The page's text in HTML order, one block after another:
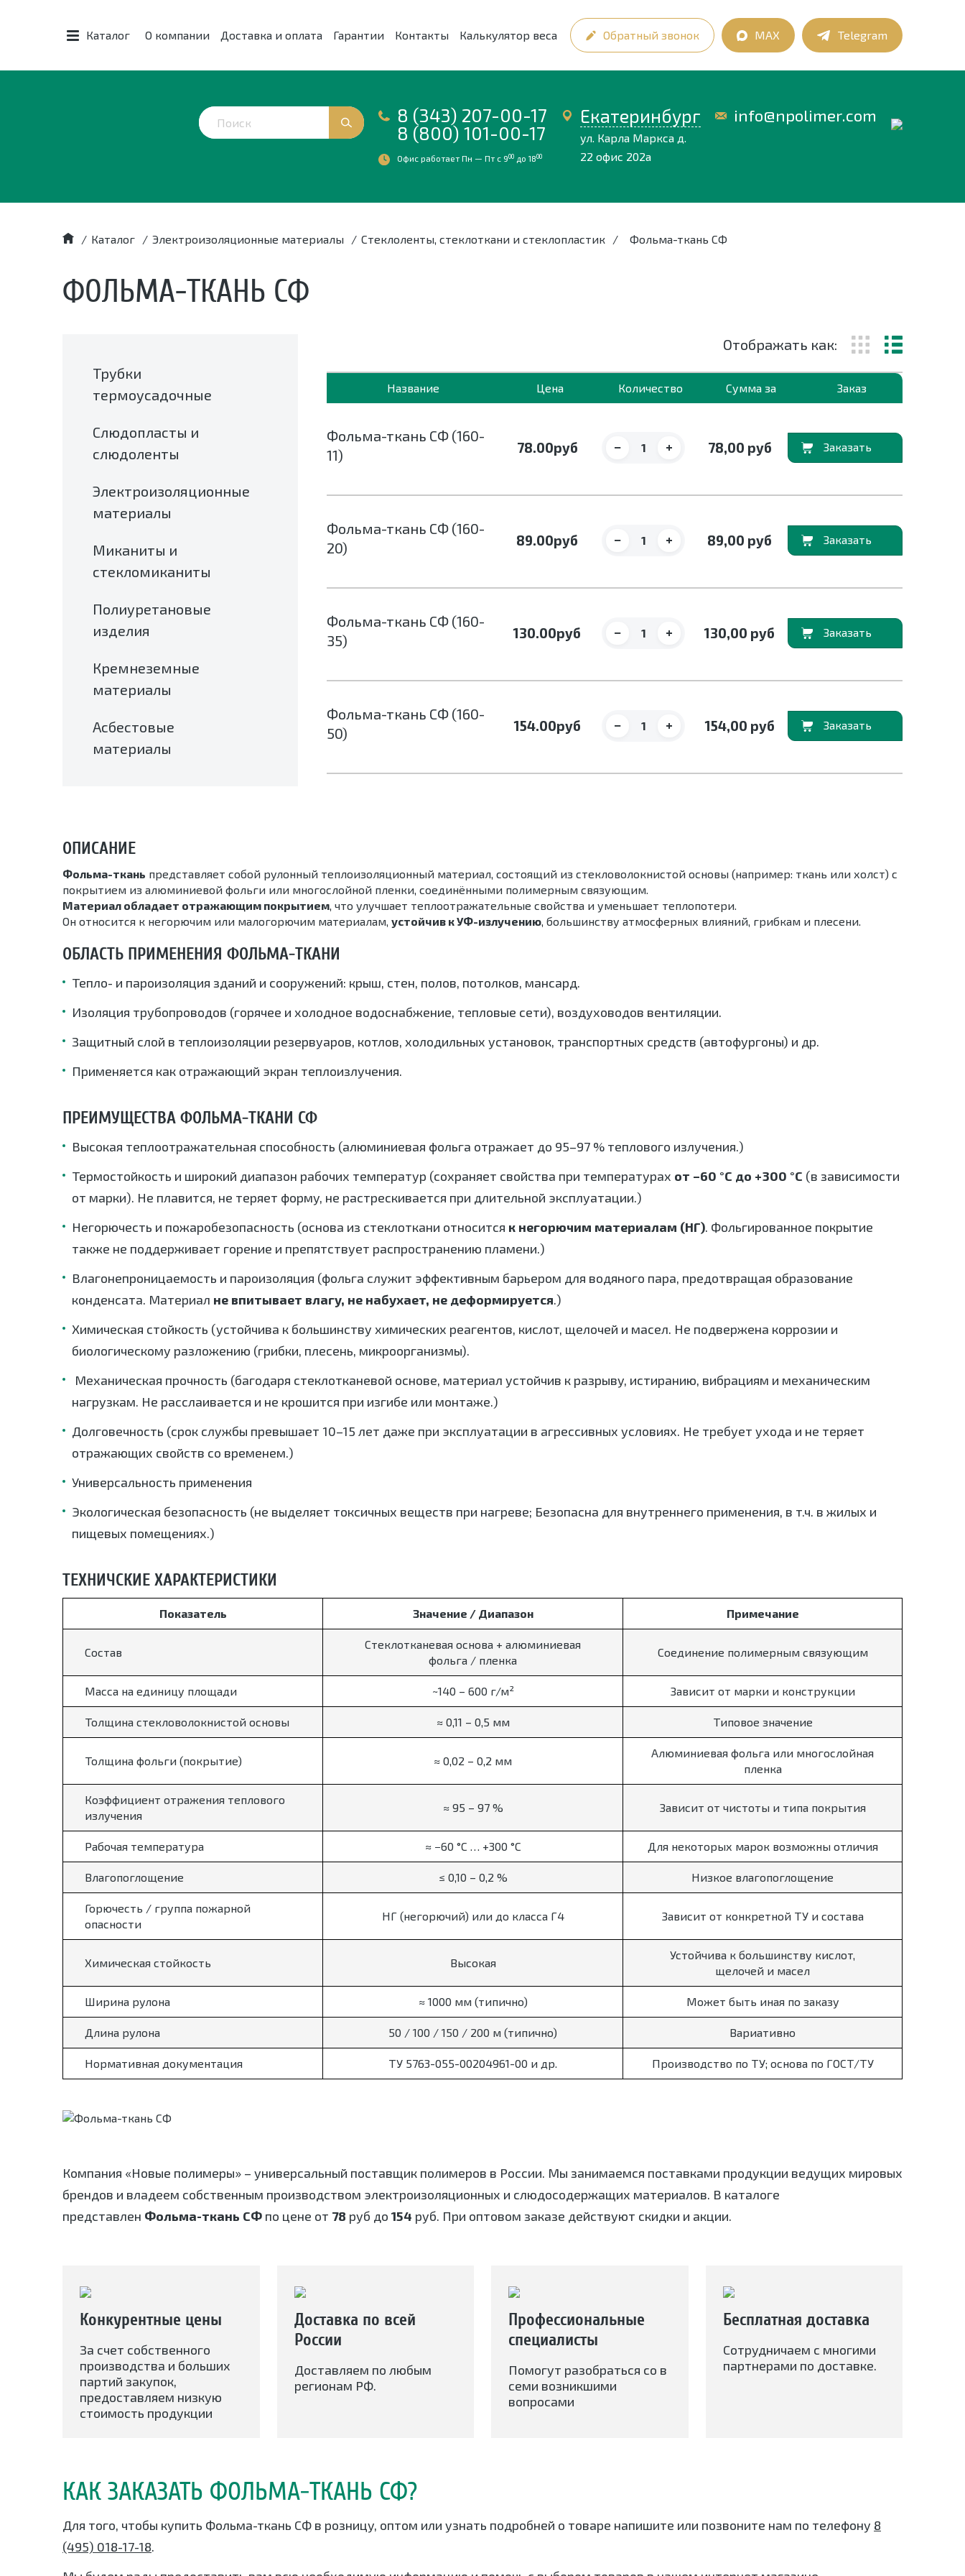
Каталог О компании Доставка и оплата Гарантии Контакты Калькулятор веса Обратный звонок MAX Telegram
8 (343) 207-00-17
8 (800) 101-00-17
Офис работает Пн — Пт c 900 до 1800
Екатеринбург
ул. Карла Маркса д.
22 офис 202а
info@npolimer.com
/ Каталог / Электроизоляционные материалы / Стеклоленты, стеклоткани и стеклопластик / Фольма-ткань СФ
ФОЛЬМА-ТКАНЬ СФ
Отображать как:
Название Цена Количество Сумма за Заказ
Фольма-ткань СФ (160-
11)
78.00руб − + 78,00 рубВ корзину
Фольма-ткань СФ (160-
20)
89.00руб − + 89,00 рубВ корзину
Фольма-ткань СФ (160-
35)
130.00руб − + 130,00 рубВ корзину
Фольма-ткань СФ (160-
50)
154.00руб − + 154,00 рубВ корзину
Трубки
термоусадочные
Слюдопласты и
слюдоленты
Электроизоляционные
материалы
Миканиты и
стекломиканиты
Полиуретановые
изделия
Кремнеземные
материалы
Асбестовые
материалы
ОПИСАНИЕ
Фольма-ткань представляет собой рулонный теплоизоляционный материал, состоящий из стекловолокнистой основы (например: ткань или холст) с
покрытием из алюминиевой фольги или многослойной пленки, соединёнными полимерным связующим.
Материал обладает отражающим покрытием, что улучшает теплоотражательные свойства и уменьшает теплопотери.
Он относится к негорючим или малогорючим материалам, устойчив к УФ-излучению, большинству атмосферных влияний, грибкам и плесени.
ОБЛАСТЬ ПРИМЕНЕНИЯ ФОЛЬМА-ТКАНИ
Тепло- и пароизоляция зданий и сооружений: крыш, стен, полов, потолков, мансард.
Изоляция трубопроводов (горячее и холодное водоснабжение, тепловые сети), воздуховодов вентиляции.
Защитный слой в теплоизоляции резервуаров, котлов, холодильных установок, транспортных средств (автофургоны) и др.
Применяется как отражающий экран теплоизлучения.
ПРЕИМУЩЕСТВА ФОЛЬМА-ТКАНИ СФ
Высокая теплоотражательная способность (алюминиевая фольга отражает до 95–97 % теплового излучения.)
Термостойкость и широкий диапазон рабочих температур (сохраняет свойства при температурах от –60 °C до +300 °C (в зависимости
от марки). Не плавится, не теряет форму, не растрескивается при длительной эксплуатации.)
Негорючесть и пожаробезопасность (основа из стеклоткани относится к негорючим материалам (НГ). Фольгированное покрытие
также не поддерживает горение и препятствует распространению пламени.)
Влагонепроницаемость и пароизоляция (фольга служит эффективным барьером для водяного пара, предотвращая образование
конденсата. Материал не впитывает влагу, не набухает, не деформируется.)
Химическая стойкость (устойчива к большинству химических реагентов, кислот, щелочей и масел. Не подвержена коррозии и
биологическому разложению (грибки, плесень, микроорганизмы).
Механическая прочность (багодаря стеклотканевой основе, материал устойчив к разрыву, истиранию, вибрациям и механическим
нагрузкам. Не расслаивается и не крошится при изгибе или монтаже.)
Долговечность (срок службы превышает 10–15 лет даже при эксплуатации в агрессивных условиях. Не требует ухода и не теряет
отражающих свойств со временем.)
Универсальность применения
Экологическая безопасность (не выделяет токсичных веществ при нагреве; Безопасна для внутреннего применения, в т.ч. в жилых и
пищевых помещениях.)
ТЕХНИЧСКИЕ ХАРАКТЕРИСТИКИ
Показатель Значение / Диапазон Примечание
Состав
Стеклотканевая основа + алюминиевая
фольга / пленка
Соединение полимерным связующим
Масса на единицу площади ~140 – 600 г/м² Зависит от марки и конструкции
Толщина стекловолокнистой основы ≈ 0,11 – 0,5 мм Типовое значение
Толщина фольги (покрытие) ≈ 0,02 – 0,2 мм
Алюминиевая фольга или многослойная
пленка
Коэффициент отражения теплового
излучения
≈ 95 – 97 % Зависит от чистоты и типа покрытия
Рабочая температура ≈ −60 °C … +300 °C Для некоторых марок возможны отличия
Влагопоглощение ≤ 0,10 – 0,2 % Низкое влагопоглощение
Горючесть / группа пожарной
опасности
НГ (негорючий) или до класса Г4 Зависит от конкретной ТУ и состава
Химическая стойкость Высокая
Устойчива к большинству кислот,
щелочей и масел
Ширина рулона ≈ 1000 мм (типично) Может быть иная по заказу
Длина рулона 50 / 100 / 150 / 200 м (типично) Вариативно
Нормативная документация ТУ 5763-055-00204961-00 и др. Производство по ТУ; основа по ГОСТ/ТУ
Компания «Новые полимеры» – универсальный поставщик полимеров в России. Мы занимаемся поставками продукции ведущих мировых
брендов и владеем собственным производством электроизоляционных и слюдосодержащих материалов. В каталоге
представлен Фольма-ткань СФ по цене от 78 руб до 154 руб. При оптовом заказе действуют скидки и акции.
Конкурентные цены
За счет собственного
производства и больших
партий закупок,
предоставляем низкую
стоимость продукции
Доставка по всей
России
Доставляем по любым
регионам РФ.
Профессиональные
специалисты
Помогут разобраться со в
семи возникшими
вопросами
Бесплатная доставка
Сотрудничаем с многими
партнерами по доставке.
КАК ЗАКАЗАТЬ ФОЛЬМА-ТКАНЬ СФ?
Для того, чтобы купить Фольма-ткань СФ в розницу, оптом или узнать подробней о товаре напишите или позвоните нам по телефону 8
(495) 018-17-18.